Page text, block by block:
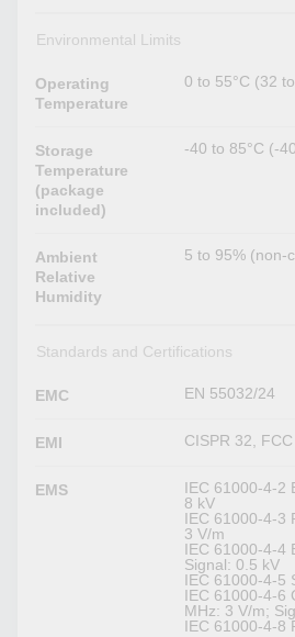
Environmental Limits
Operating
Temperature
0 to 55°C (32
Storage
Temperature
(package
included)
-40 to 85°C (-
Ambient
Relative
Humidity
5 to 95% (non-
Standards and Certifications
EMC EN 55032/24
EMI CISPR 32,
EMS
IEC 61000-4-2
8 kV
IEC 61000-4-3
3 V/m
IEC 61000-4-4
Signal: 0.5 kV
IEC 61000-4-5
IEC 61000-4-6
MHz: 3 V/m;
IEC 61000-4-8